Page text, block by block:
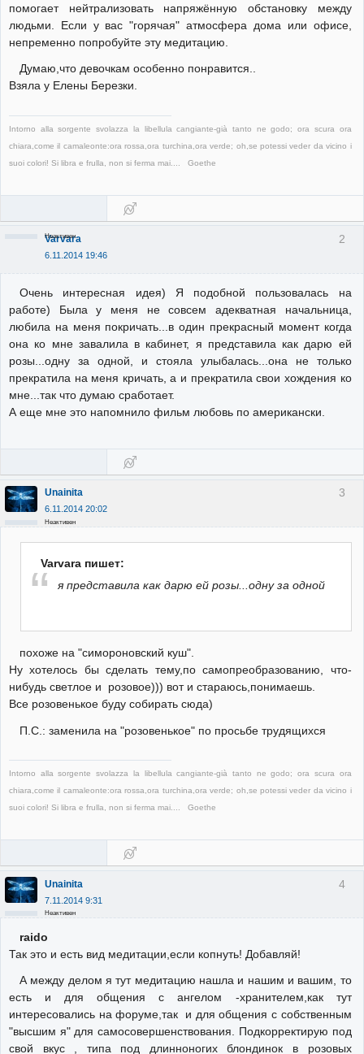
помогает нейтрализовать напряжённую обстановку между
людьми. Если у вас "горячая" атмосфера дома или офисе,
непременно попробуйте эту медитацию.
Думаю,что девочкам особенно понравится..
Взяла у Елены Березки.
Intorno alla sorgente svolazza la libellula cangiante-già tanto ne godo; ora scura ora
chiara,come il camaleonte:ora rossa,ora turchina,ora verde; oh,se potessi veder da vicino i
suoi colori! Si libra e frulla, non si ferma mai.... Goethe
2
Varvara
6.11.2014 19:46
Неактивен
Очень интересная идея) Я подобной пользовалась на
работе) Была у меня не совсем адекватная начальница,
любила на меня покричать...в один прекрасный момент когда
она ко мне завалила в кабинет, я представила как дарю ей
розы...одну за одной, и стояла улыбалась...она не только
прекратила на меня кричать, а и прекратила свои хождения ко
мне...так что думаю сработает.
А еще мне это напомнило фильм любовь по американски.
3
Unainita
6.11.2014 20:02
Неактивен
Varvara пишет:
я представила как дарю ей розы...одну за одной
похоже на "симороновский куш".
Ну хотелось бы сделать тему,по самопреобразованию, что-
нибудь светлое и розовое))) вот и стараюсь,понимаешь.
Все розовенькое буду собирать сюда)
П.С.: заменила на "розовенькое" по просьбе трудящихся
Intorno alla sorgente svolazza la libellula cangiante-già tanto ne godo; ora scura ora
chiara,come il camaleonte:ora rossa,ora turchina,ora verde; oh,se potessi veder da vicino i
suoi colori! Si libra e frulla, non si ferma mai.... Goethe
4
Unainita
7.11.2014 9:31
Неактивен
raido
Так это и есть вид медитации,если копнуть! Добавляй!
А между делом я тут медитацию нашла и нашим и вашим, то
есть и для общения с ангелом -хранителем,как тут
интересовались на форуме,так и для общения с собственным
"высшим я" для самосовершенствования. Подкорректирую под
свой вкус , типа под длинноногих блондинок в розовых